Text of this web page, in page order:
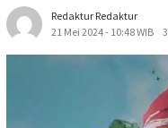
Redaktur Redaktur
21 Mei 2024 - 10:48 WIB